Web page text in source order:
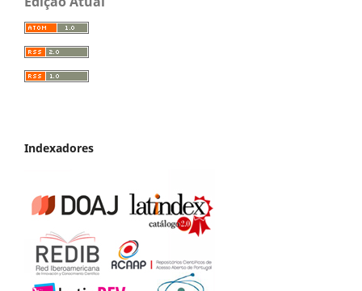
Indexadores